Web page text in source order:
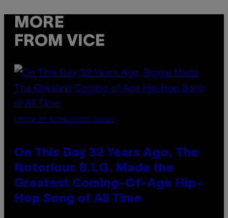
MORE
FROM VICE
(PHOTO BY NITRO/GETTY IMAGES)
On This Day 32 Years Ago, The
Notorious B.I.G. Made the
Greatest Coming-Of-Age Hip-
Hop Song of All Time